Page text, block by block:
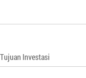
Tujuan Investasi